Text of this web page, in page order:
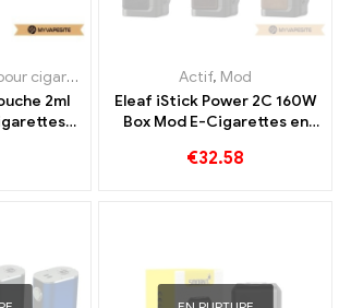
électroniques ,Évaporateur
2ml
Actif, Mod
Eleaf iStick Power 2C 160W
Box Mod E-Cigarettes en
€32.58